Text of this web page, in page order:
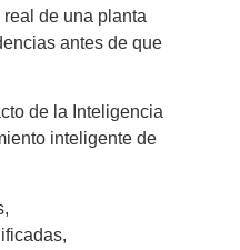
de una planta
antes de que
de la Inteligencia
inteligente de